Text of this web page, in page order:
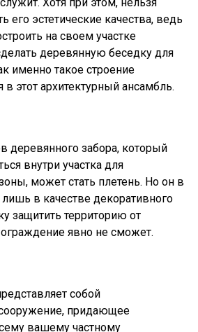
его эстетические качества, ведь
на своем участке
деревянную беседку для
именно такое строение
этот архитектурный ансамбль.
деревянного забора, который
внутри участка для
может стать плетень. Но он в
в качестве декоративного
защитить территорию от
ограждение явно не сможет.
собой
придающее
вашему частному